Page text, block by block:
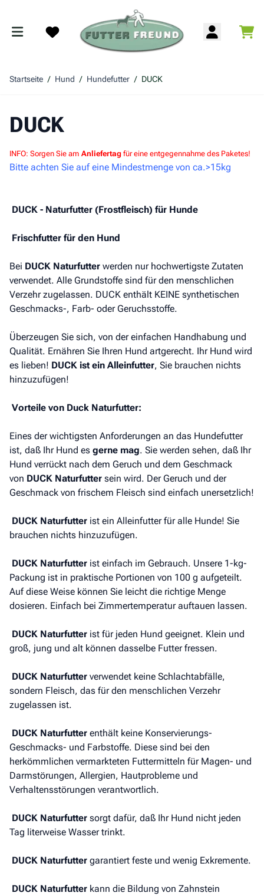
Startseite / Hund / Hundefutter / DUCK
DUCK
INFO: Sorgen Sie am Anliefertag für eine entgegennahme des Paketes!
Bitte achten Sie auf eine Mindestmenge von ca.>15kg
DUCK - Naturfutter (Frostfleisch) für Hunde
Frischfutter für den Hund
Bei DUCK Naturfutter werden nur hochwertigste Zutaten
verwendet. Alle Grundstoffe sind für den menschlichen
Verzehr zugelassen. DUCK enthält KEINE synthetischen
Geschmacks-, Farb- oder Geruchsstoffe.
Überzeugen Sie sich, von der einfachen Handhabung und
Qualität. Ernähren Sie Ihren Hund artgerecht. Ihr Hund wird
es lieben! DUCK ist ein Alleinfutter, Sie brauchen nichts
hinzuzufügen!
Vorteile von Duck Naturfutter:
Eines der wichtigsten Anforderungen an das Hundefutter
ist, daß Ihr Hund es gerne mag. Sie werden sehen, daß Ihr
Hund verrückt nach dem Geruch und dem Geschmack
von DUCK Naturfutter sein wird. Der Geruch und der
Geschmack von frischem Fleisch sind einfach unersetzlich!
DUCK Naturfutter ist ein Alleinfutter für alle Hunde! Sie
brauchen nichts hinzuzufügen.
DUCK Naturfutter ist einfach im Gebrauch. Unsere 1-kg-
Packung ist in praktische Portionen von 100 g aufgeteilt.
Auf diese Weise können Sie leicht die richtige Menge
dosieren. Einfach bei Zimmertemperatur auftauen lassen.
DUCK Naturfutter ist für jeden Hund geeignet. Klein und
groß, jung und alt können dasselbe Futter fressen.
DUCK Naturfutter verwendet keine Schlachtabfälle,
sondern Fleisch, das für den menschlichen Verzehr
zugelassen ist.
DUCK Naturfutter enthält keine Konservierungs-
Geschmacks- und Farbstoffe. Diese sind bei den
herkömmlichen vermarkteten Futtermitteln für Magen- und
Darmstörungen, Allergien, Hautprobleme und
Verhaltensstörungen verantwortlich.
DUCK Naturfutter sorgt dafür, daß Ihr Hund nicht jeden
Tag literweise Wasser trinkt.
DUCK Naturfutter garantiert feste und wenig Exkremente.
DUCK Naturfutter kann die Bildung von Zahnstein